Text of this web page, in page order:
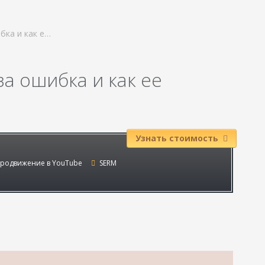
и как е…
ошибка и как ее
в YouTube SERM
Узнать стоимость